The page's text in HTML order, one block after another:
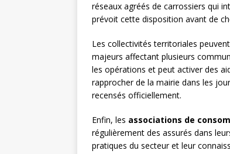
réseaux agréés de carrossiers qui
prévoit cette disposition avant de
Les collectivités territoriales
majeurs affectant plusieurs
les opérations et peut activer des
rapprocher de la mairie dans les
recensés officiellement.
Enfin, les associations de
régulièrement des assurés dans
pratiques du secteur et leur